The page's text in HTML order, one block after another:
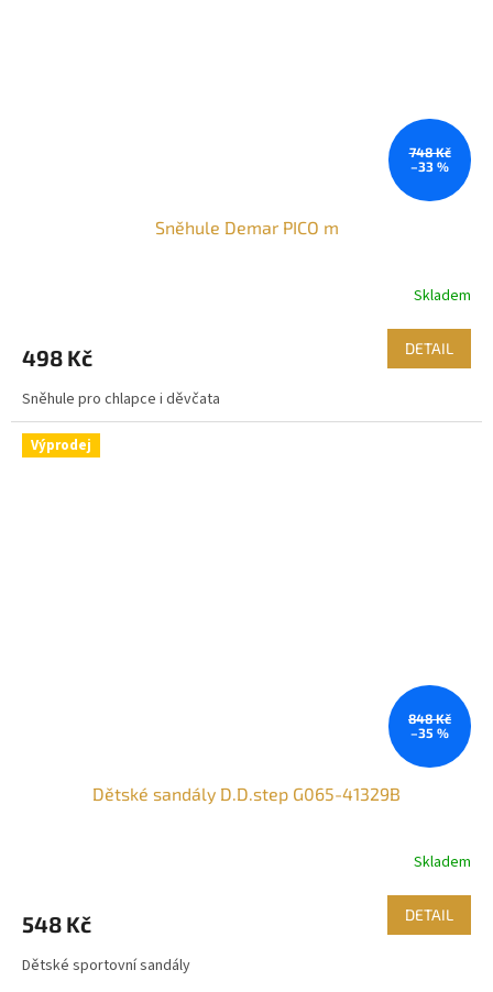
748 Kč
–33 %
Sněhule Demar PICO m
Skladem
498 Kč DETAIL
Sněhule pro chlapce i děvčata
Výprodej
848 Kč
–35 %
Dětské sandály D.D.step G065-41329B
Skladem
548 Kč DETAIL
Dětské sportovní sandály